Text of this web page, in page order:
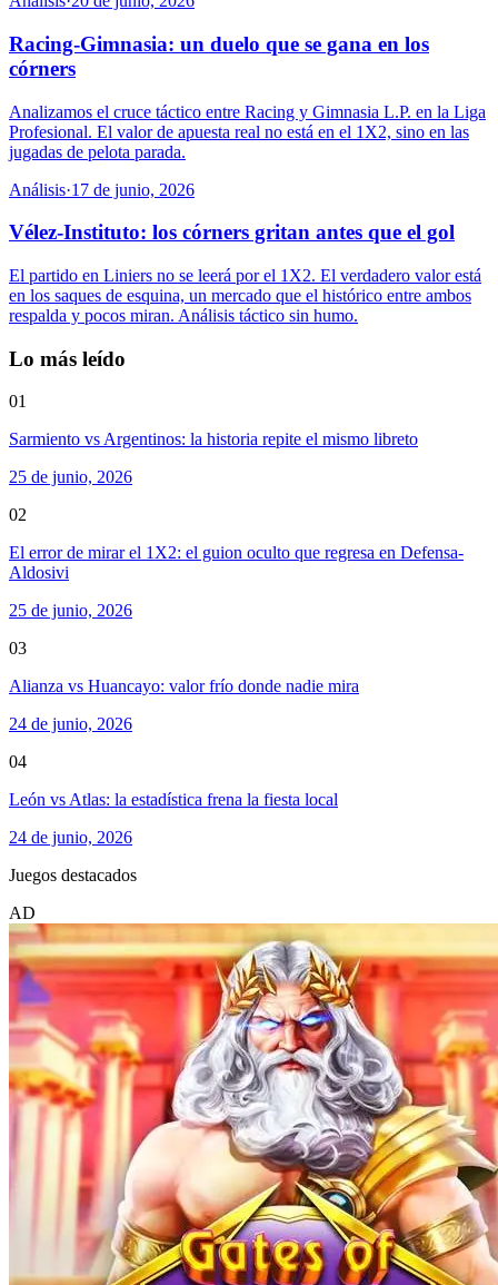
Racing-Gimnasia: un duelo que se gana en los
córners
Analizamos el cruce táctico entre Racing y Gimnasia L.P. en la Liga
Profesional. El valor de apuesta real no está en el 1X2, sino en las
jugadas de pelota parada.
Análisis·17 de junio, 2026
Vélez-Instituto: los córners gritan antes que el gol
El partido en Liniers no se leerá por el 1X2. El verdadero valor está
en los saques de esquina, un mercado que el histórico entre ambos
respalda y pocos miran. Análisis táctico sin humo.
Lo más leído
01
Sarmiento vs Argentinos: la historia repite el mismo libreto
25 de junio, 2026
02
El error de mirar el 1X2: el guion oculto que regresa en Defensa-
Aldosivi
25 de junio, 2026
03
Alianza vs Huancayo: valor frío donde nadie mira
24 de junio, 2026
04
León vs Atlas: la estadística frena la fiesta local
24 de junio, 2026
Juegos destacados
AD